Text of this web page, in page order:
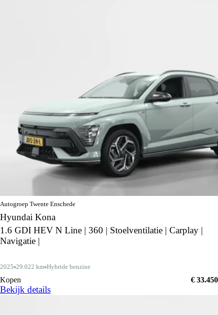
Autogroep Twente Enschede
Hyundai Kona
1.6 GDI HEV N Line | 360 | Stoelventilatie | Carplay |
Navigatie |
2025 29.022 km Hybride benzine
Kopen € 33.450
Bekijk details